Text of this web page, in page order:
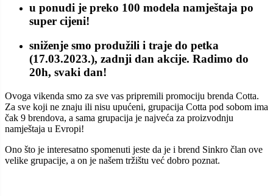
u ponudi je preko 100 modela namještaja po
super cijeni!
sniženje smo produžili i traje do petka
(17.03.2023.), zadnji dan akcije. Radimo do
20h, svaki dan!
Ovoga vikenda smo za sve vas pripremili promociju brenda Cotta.
Za sve koji ne znaju ili nisu upućeni, grupacija Cotta pod sobom ima
čak 9 brendova, a sama grupacija je najveća za proizvodnju
namještaja u Evropi!
Ono što je interesatno spomenuti jeste da je i brend Sinkro član ove
velike grupacije, a on je našem tržištu već dobro poznat.